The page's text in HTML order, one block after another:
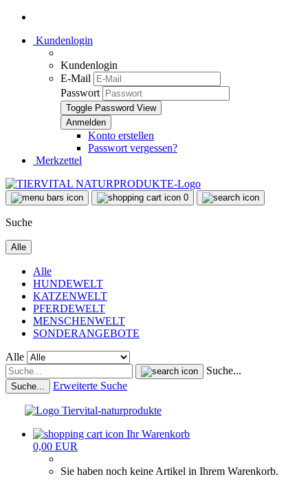
Kundenlogin
Kundenlogin
E-Mail
Passwort
Toggle Password View
Konto erstellen
Passwort vergessen?
Merkzettel
0
Suche
Alle
Alle
HUNDEWELT
KATZENWELT
PFERDEWELT
MENSCHENWELT
SONDERANGEBOTE
Alle
Suche...
Suche... Erweiterte Suche
Ihr Warenkorb
0,00 EUR
Sie haben noch keine Artikel in Ihrem Warenkorb.